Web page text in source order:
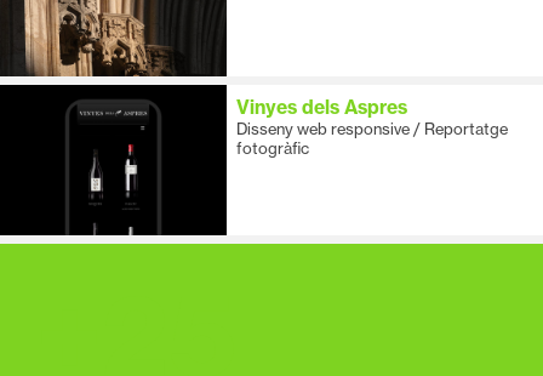
Vinyes dels Aspres
Disseny web responsive / Reportatge
fotogràfic